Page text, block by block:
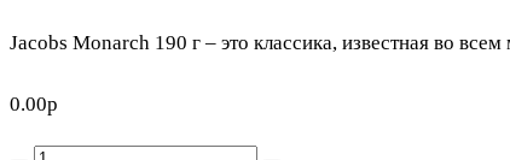
Jacobs Monarch 190 г – это классика, известная во
0.00р